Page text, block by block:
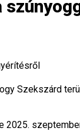
Szekszárd